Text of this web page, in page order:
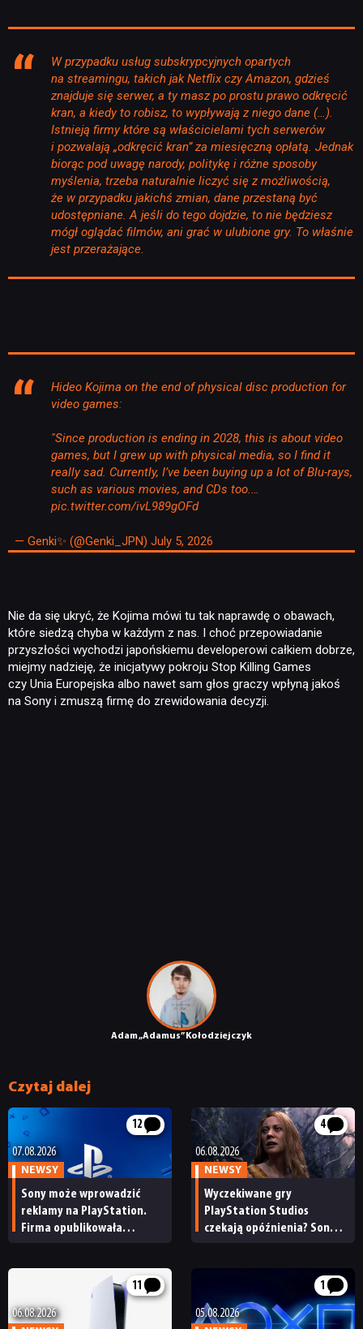
Adam „Adamus” Kołodziejczyk
W przypadku usług subskrypcyjnych opartych
na streamingu, takich jak Netflix czy Amazon, gdzieś
znajduje się serwer, a ty masz po prostu prawo odkręcić
kran, a kiedy to robisz, to wypływają z niego dane (…).
Istnieją firmy które są właścicielami tych serwerów
i pozwalają „odkręcić kran” za miesięczną opłatą. Jednak
biorąc pod uwagę narody, politykę i różne sposoby
myślenia, trzeba naturalnie liczyć się z możliwością,
że w przypadku jakichś zmian, dane przestaną być
udostępniane. A jeśli do tego dojdzie, to nie będziesz
mógł oglądać filmów, ani grać w ulubione gry. To właśnie
jest przerażające.
Hideo Kojima on the end of physical disc production for
video games:
"Since production is ending in 2028, this is about video
games, but I grew up with physical media, so I find it
really sad. Currently, I’ve been buying up a lot of Blu-rays,
such as various movies, and CDs too.…
pic.twitter.com/ivL989gOFd
— Genki✨ (@Genki_JPN) July 5, 2026
Nie da się ukryć, że Kojima mówi tu tak naprawdę o obawach,
które siedzą chyba w każdym z nas. I choć przepowiadanie
przyszłości wychodzi japońskiemu developerowi całkiem dobrze,
miejmy nadzieję, że inicjatywy pokroju Stop Killing Games
czy Unia Europejska albo nawet sam głos graczy wpłyną jakoś
na Sony i zmuszą firmę do zrewidowania decyzji.
Czytaj dalej
12
07.08.2026
NEWSY
Sony może wprowadzić
reklamy na PlayStation.
Firma opublikowała
4
06.08.2026
NEWSY
Wyczekiwane gry
PlayStation Studios
czekają opóźnienia? Sony
podatkowy uległy zmianie
11
06.08.2026
1
05.08.2026